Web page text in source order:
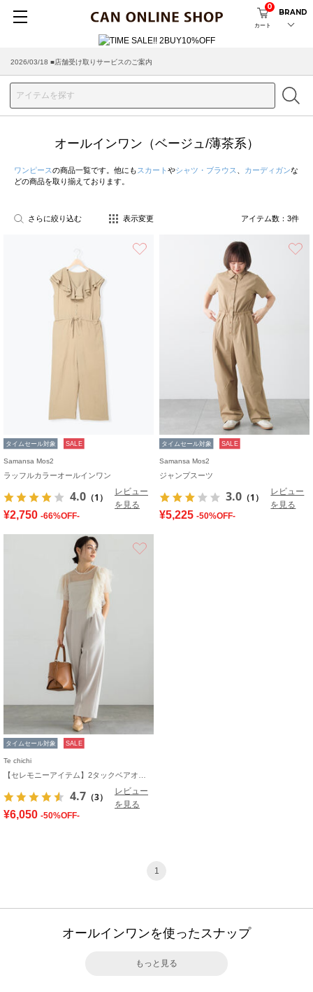
カート
0
BRAND
2026/03/18 ■店舗受け取りサービスのご案内
オールインワン（ベージュ/薄茶系）
ワンピースの商品一覧です。他にも スカート やシャツ・ブラウス カーディガンな
どの商品を取り揃えております。
さらに絞り込む 表示変更 アイテム数： 3件
タイムセール対象 SALE
Samansa Mos2
ラッフルカラーオールインワン
4.0 （1）
レビュー
を見る
¥2,750 -66%OFF-
タイムセール対象 SALE
Samansa Mos2
ジャンプスーツ
3.0 （1）
レビュー
を見る
¥5,225 -50%OFF-
タイムセール対象 SALE
Te chichi
4.7 （3）
レビュー
を見る
¥6,050 -50%OFF-
1
オールインワンを使ったスナップ
もっと見る